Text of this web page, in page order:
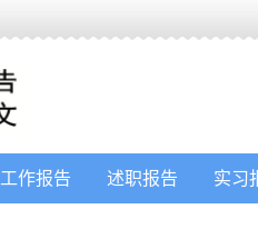
工作报告 述职报告 实习